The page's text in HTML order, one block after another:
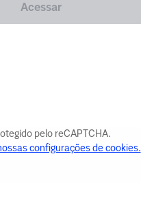
Acessar
pelo reCAPTCHA.
configurações de cookies.